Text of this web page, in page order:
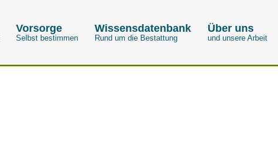
Vorsorge
Selbst bestimmen
Wissensdatenbank
Rund um die Bestattung
Über uns
und unsere Arbeit